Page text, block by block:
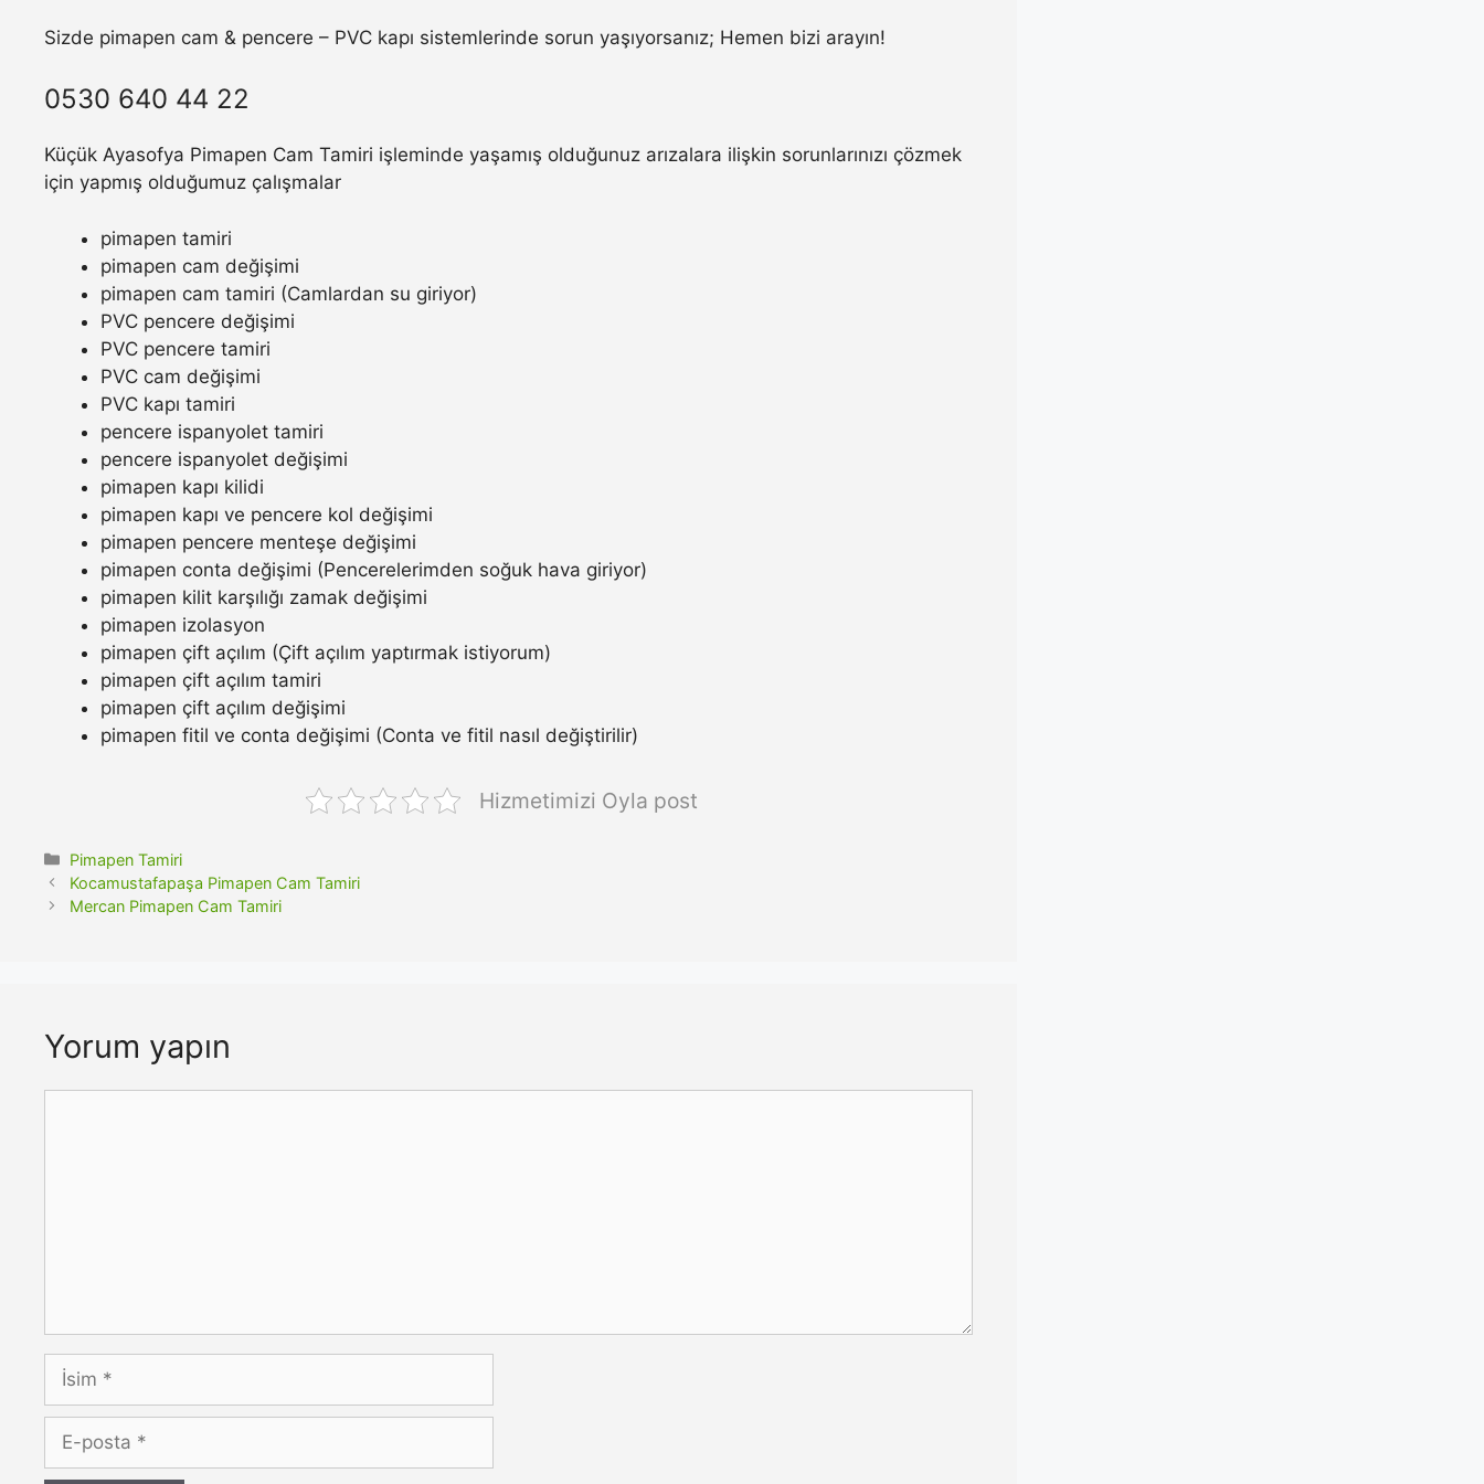
Sizde pimapen cam & pencere – PVC kapı sistemlerinde sorun yaşıyorsanız; Hemen bizi arayın!
0530 640 44 22
Küçük Ayasofya Pimapen Cam Tamiri işleminde yaşamış olduğunuz arızalara ilişkin sorunlarınızı çözmek
için yapmış olduğumuz çalışmalar
pimapen tamiri
pimapen cam değişimi
pimapen cam tamiri (Camlardan su giriyor)
PVC pencere değişimi
PVC pencere tamiri
PVC cam değişimi
PVC kapı tamiri
pencere ispanyolet tamiri
pencere ispanyolet değişimi
pimapen kapı kilidi
pimapen kapı ve pencere kol değişimi
pimapen pencere menteşe değişimi
pimapen conta değişimi (Pencerelerimden soğuk hava giriyor)
pimapen kilit karşılığı zamak değişimi
pimapen izolasyon
pimapen çift açılım (Çift açılım yaptırmak istiyorum)
pimapen çift açılım tamiri
pimapen çift açılım değişimi
pimapen fitil ve conta değişimi (Conta ve fitil nasıl değiştirilir)
Hizmetimizi Oyla post
Kategoriler
Pimapen Tamiri
Kocamustafapaşa Pimapen Cam Tamiri
Mercan Pimapen Cam Tamiri
Yorum yapın
İsim
posta